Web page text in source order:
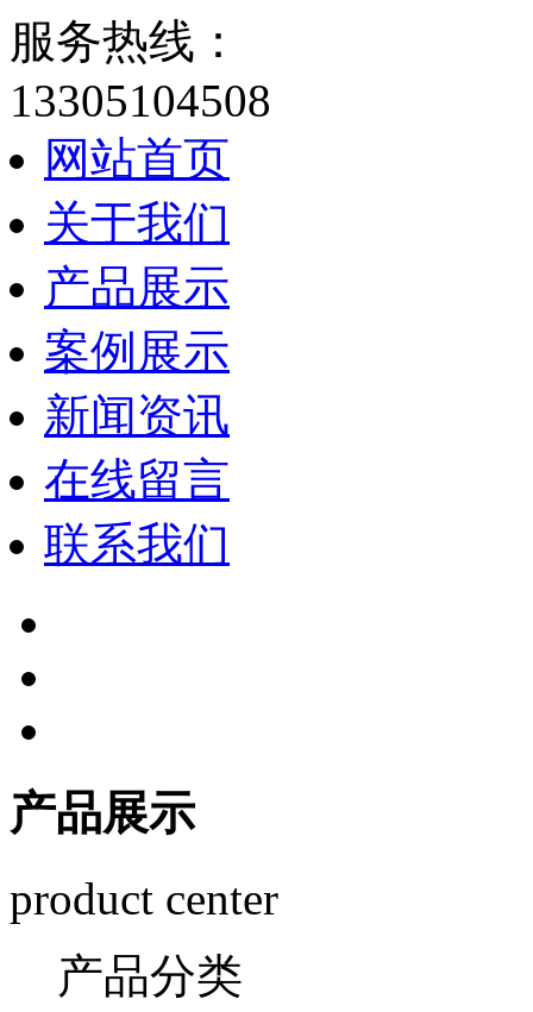
服务热线：
13305104508
网站首页
关于我们
产品展示
案例展示
新闻资讯
在线留言
联系我们
产品展示
product center
产品分类